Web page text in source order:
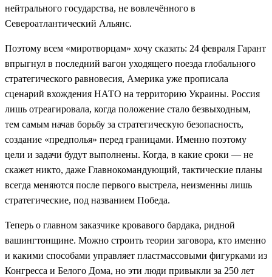
нейтрального государства, не вовлечённого в
Североатлантический Альянс.
Поэтому всем «миротворцам» хочу сказать: 24 февраля Гарант
впрыгнул в последний вагон уходящего поезда глобального
стратегического равновесия, Америка уже прописала
сценарий вхождения НАТО на территорию Украины. Россия
лишь отреагировала, когда положение стало безвыходным,
тем самым начав борьбу за стратегическую безопасность,
создание «предполья» перед границами. Именно поэтому
цели и задачи будут выполнены. Когда, в какие сроки — не
скажет никто, даже Главнокомандующий, тактические планы
всегда меняются после первого выстрела, неизменны лишь
стратегические, под названием Победа.
Теперь о главном заказчике кровавого бардака, ридной
вашингтонщине. Можно строить теории заговора, кто именно
и какими способами управляет пластмассовыми фигурками из
Конгресса и Белого Дома, но эти люди привыкли за 250 лет